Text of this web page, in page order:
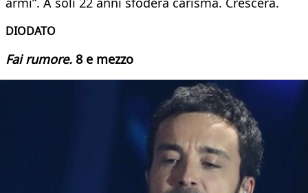
DIODATO
Fai rumore. 8 e mezzo